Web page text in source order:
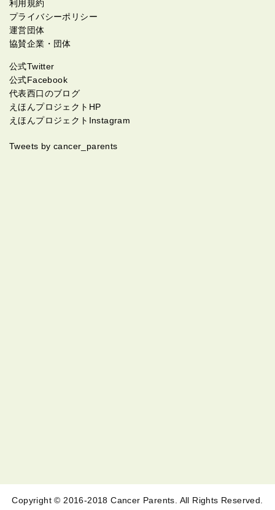
利用規約
プライバシーポリシー
運営団体
協賛企業・団体
公式Twitter
公式Facebook
代表西口のブログ
えほんプロジェクトHP
えほんプロジェクトInstagram
Tweets by cancer_parents
Copyright © 2016-2018 Cancer Parents. All Rights Reserved.